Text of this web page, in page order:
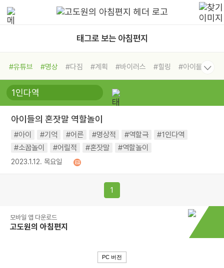
태그로 보는 아침편지
#유튜브 #명상 #다짐 #계획 #바이러스 #힐링
#아이들
#비전캠프
#독서캠프 #삶
#희망
#나눔 #친구 #링컨학교
#독서
#건강 #면역력
아이들의 혼잣말 역할놀이
#아이 #기억 #어른 #명상적 #역할극
#1인다역
#소꿉놀이
#어릴적 #혼잣말 #역할놀이
2023.1.12. 목요일
1
모바일 앱 다운로드
고도원의 아침편지
PC 버전